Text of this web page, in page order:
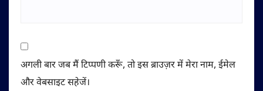
अगली बार जब मैं टिप्पणी करूँ, तो इस ब्राउज़र में मेरा नाम, ईमेल
और वेबसाइट सहेजें।